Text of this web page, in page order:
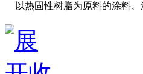
以热固性树脂为原料的涂料